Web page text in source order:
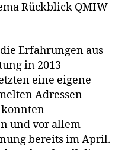
Rückblick QMIW
Erfahrungen aus
in 2013
eine eigene
Adressen
und vor allem
bereits im April.